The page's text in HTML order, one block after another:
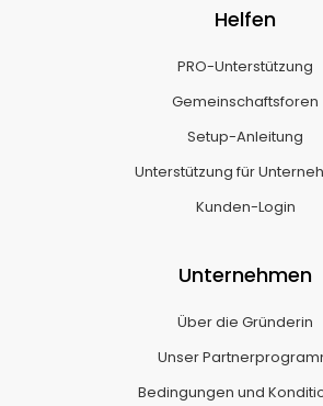
Helfen
PRO-Unterstützung
Gemeinschaftsforen
Setup-Anleitung
Unterstützung für
Kunden-Login
Unternehmen
Über die Gründerin
Unser
Bedingungen und